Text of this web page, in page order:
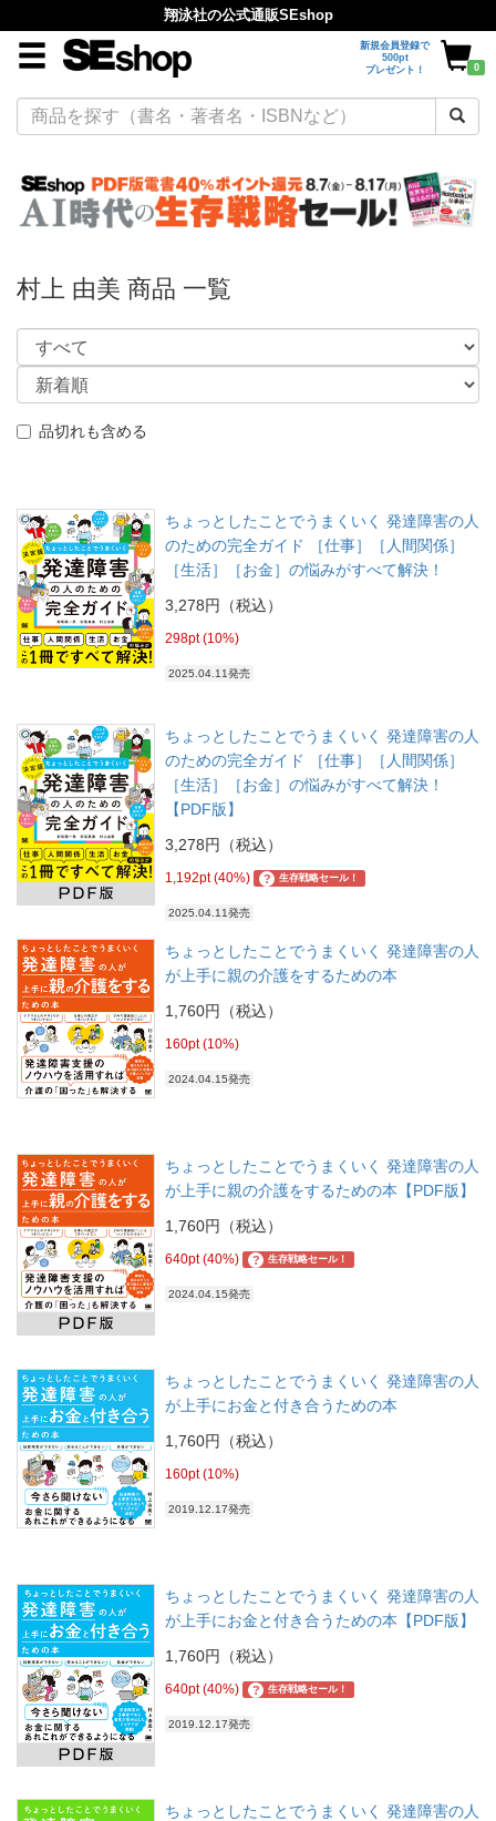
翔泳社の公式通販SEshop
新規会員登録で
500pt
プレゼント！
0
村上 由美 商品 一覧
品切れも含める
ちょっとしたことでうまくいく 発達障害の人
のための完全ガイド ［仕事］［人間関係］
［生活］［お金］の悩みがすべて解決！
3,278円（税込）
298pt (10%)
2025.04.11発売
ちょっとしたことでうまくいく 発達障害の人
のための完全ガイド ［仕事］［人間関係］
［生活］［お金］の悩みがすべて解決！
【PDF版】
3,278円（税込）
1,192pt (40%) ? 生存戦略セール！
2025.04.11発売
ちょっとしたことでうまくいく 発達障害の人
が上手に親の介護をするための本
1,760円（税込）
160pt (10%)
2024.04.15発売
ちょっとしたことでうまくいく 発達障害の人
が上手に親の介護をするための本【PDF版】
1,760円（税込）
640pt (40%) ? 生存戦略セール！
2024.04.15発売
ちょっとしたことでうまくいく 発達障害の人
が上手にお金と付き合うための本
1,760円（税込）
160pt (10%)
2019.12.17発売
ちょっとしたことでうまくいく 発達障害の人
が上手にお金と付き合うための本【PDF版】
1,760円（税込）
640pt (40%) ? 生存戦略セール！
2019.12.17発売
ちょっとしたことでうまくいく 発達障害の人